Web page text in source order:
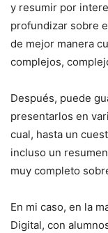
y resumir por
profundizar sobre
de mejor manera
complejos,
Después, puede
presentarlos en
cual, hasta un
incluso un
muy completo
En mi caso, en la
Digital, con